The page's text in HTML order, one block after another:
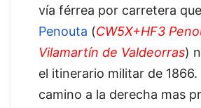
vía férrea por carretera
Penouta (CW5X+HF3
Vilamartín de Valdeorras)
el itinerario militar de 1866.
camino a la derecha mas